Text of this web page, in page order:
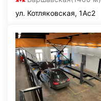
ул. Котляковская, 1Ас2